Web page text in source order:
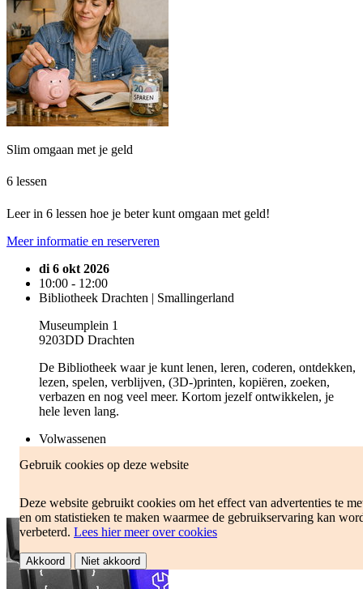
Gebruik cookies op deze website
Deze website gebruikt cookies om het effect van advertenties te
en om statistieken te maken waarmee de gebruikservaring kan
verbeterd. Lees hier meer over cookies
Akkoord Niet akkoord
Slim omgaan met je geld
6 lessen
Leer in 6 lessen hoe je beter kunt omgaan met geld!
Meer informatie en reserveren
di 6 okt 2026
10:00 - 12:00
Bibliotheek Drachten | Smallingerland
Museumplein 1
9203DD Drachten
De Bibliotheek waar je kunt lenen, leren, coderen, ontdekken,
lezen, spelen, verblijven, (3D-)printen, kopiëren, zoeken,
verbazen en nog veel meer. Kortom jezelf ontwikkelen, je
hele leven lang.
Volwassenen
Gratis
nog 10 beschikbaar